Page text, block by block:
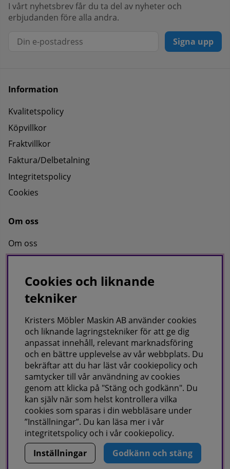
I vårt nyhetsbrev får du ta del av nyheter och
erbjudanden före alla andra.
Signa upp
Information
Kvalitetspolicy
Köpvillkor
Fraktvillkor
Faktura/Delbetalning
Integritetspolicy
Cookies
Om oss
Om oss
Kontakta oss
KRISTERS MÖBLER MASKIN AB
Postadress:
GÅRDSJÖ 41, 686 96 SUNNE
Besöks & leveransadress:
Gårdsjö 41, 686 96 Sunne
Telefon:0565-711027
E-post:info@kristersmoblermaskin.se
Orgnr: 5567527923
ÖPPET: Mån-Fre 10-18
Här finns vi som företag,klicka här
Cookies och liknande
tekniker
Kristers Möbler Maskin AB använder cookies
och liknande lagringstekniker för att ge dig
anpassat innehåll, relevant marknadsföring
och en bättre upplevelse av vår webbplats. Du
bekräftar att du har läst vår cookiepolicy och
samtycker till vår användning av cookies
genom att klicka på "Stäng och godkänn". Du
kan själv när som helst kontrollera vilka
cookies som sparas i din webbläsare under
”Inställningar”. Du kan läsa mer i vår
integritetspolicy och i vår cookiepolicy.
Inställningar
Godkänn och stäng